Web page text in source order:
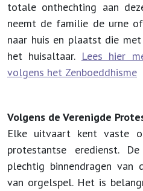
totale onthechting aan
neemt de familie de urne
naar huis en plaatst die
het huisaltaar. Lees hier
volgens het Zenboeddhisme
Volgens de Verenigde
Elke uitvaart kent vaste
protestantse eredienst.
plechtig binnendragen van
van orgelspel. Het is